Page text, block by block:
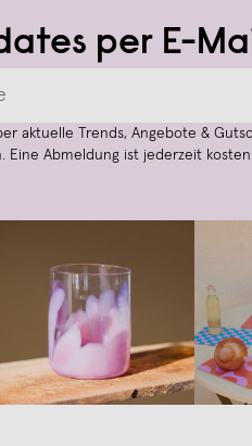
per E-
aktuelle Trends, Angebote &
Eine Abmeldung ist jederzeit